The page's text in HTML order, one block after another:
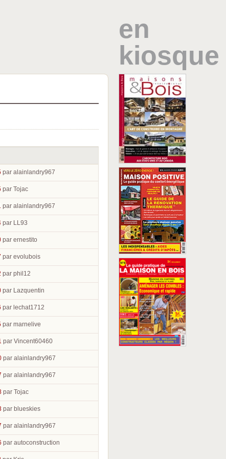
en
kiosque
par alainlandry967
par Tojac
par alainlandry967
par LL93
par ernestito
par evolubois
par phil12
par Lazquentin
par lechat1712
par marnelive
par Vincent60460
par alainlandry967
par alainlandry967
par Tojac
par blueskies
par alainlandry967
par autoconstruction